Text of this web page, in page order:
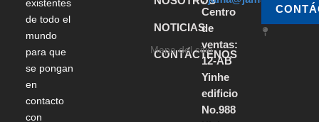
existentes
de todo el
mundo
para que
se pongan
en
contacto
con
NOTICIAS
CONTÁCTENOS
Centro
de
ventas:
12-AB
Yinhe
edificio
No.988
Mapa del sitio